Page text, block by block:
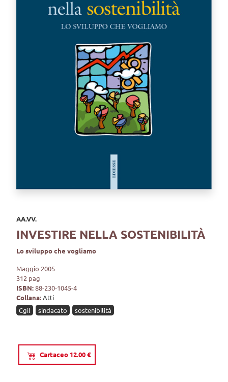
AA.VV.
INVESTIRE NELLA SOSTENIBILITÀ
Lo sviluppo che vogliamo
Maggio 2005
312 pag
ISBN:88-230-1045-4
Collana:Atti
Cgil
sindacato sostenibilità
Cartaceo 12.00 €